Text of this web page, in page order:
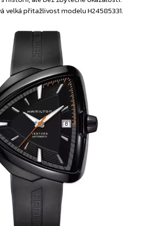
velká přitažlivost modelu H24585331.